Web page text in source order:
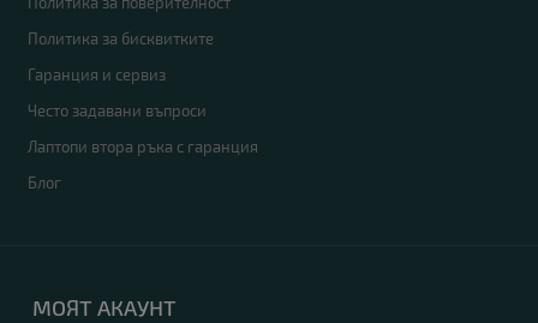
Политика за бисквитките
Гаранция и сервиз
Често задавани въпроси
Лаптопи втора ръка с гаранция
Блог
МОЯТ АКАУНТ